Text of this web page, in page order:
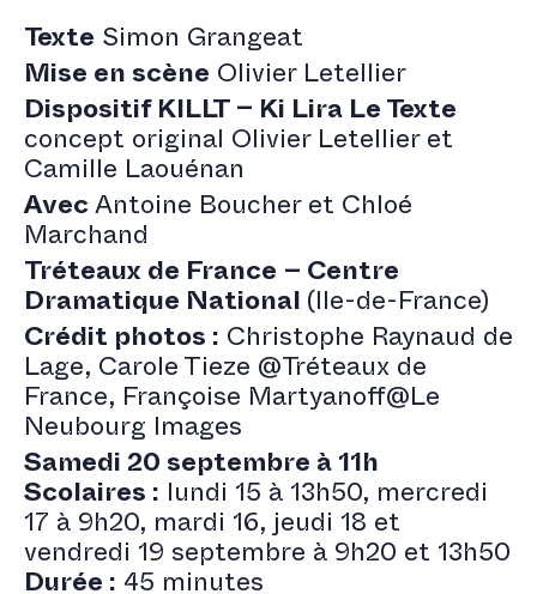
Texte Simon Grangeat
Mise en scène Olivier Letellier
Dispositif KILLT – Ki Lira Le Texte
concept original Olivier Letellier et
Camille Laouénan
Avec Antoine Boucher et Chloé
Marchand
Tréteaux de France – Centre
Dramatique National (Ile-de-France)
Crédit photos : Christophe Raynaud de
Lage, Carole Tieze @Tréteaux de
France, Françoise Martyanoff@Le
Neubourg Images
Samedi 20 septembre à 11h
Scolaires : lundi 15 à 13h50, mercredi
17 à 9h20, mardi 16, jeudi 18 et
vendredi 19 septembre à 9h20 et 13h50
Durée : 45 minutes